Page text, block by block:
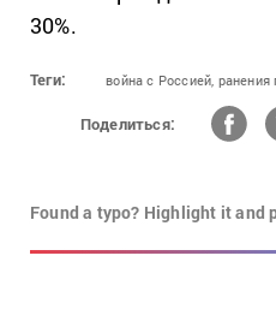
30%.
Теги: война с Россией, ранения
Поделиться:
Found a typo? Highlight it and